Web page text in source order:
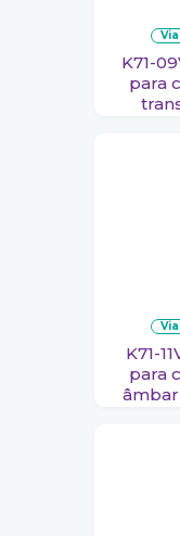
K71-09VTH Vial headspace
para
K71-11VHA Vial headspace
para